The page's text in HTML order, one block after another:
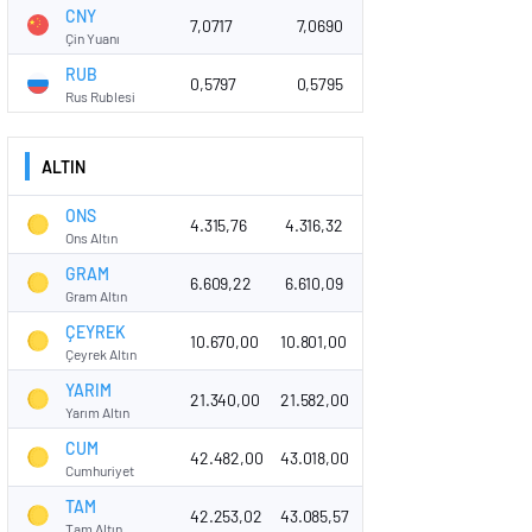
CNY
Çin Yuanı
7,0717 7,0690
RUB
Rus Rublesi
0,5797 0,5795
ALTIN
ONS
Ons Altın
4.315,76 4.316,32
GRAM
Gram Altın
6.609,22 6.610,09
ÇEYREK
Çeyrek Altın
10.670,00 10.801,00
YARIM
Yarım Altın
21.340,00 21.582,00
CUM
Cumhuriyet
42.482,00 43.018,00
TAM
Tam Altın
42.253,02 43.085,57